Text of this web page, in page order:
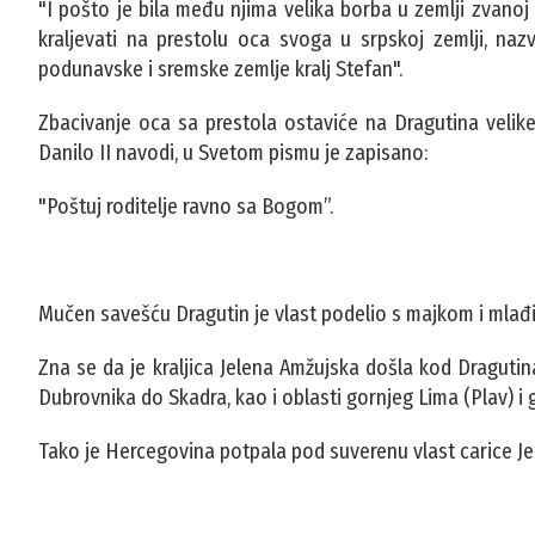
"I pošto je bila među njima velika borba u zemlji
kraljevati na prestolu oca svoga u srpskoj zemlji,
podunavske i sremske zemlje kralj Stefan".
Zbacivanje oca sa prestola ostaviće na Dragutina
Danilo II navodi, u Svetom pismu je zapisano:
"Poštuj roditelje ravno sa Bogom”.
Mučen savešću Dragutin je vlast podelio s majkom i
Zna se da je kraljica Jelena Amžujska došla kod
Dubrovnika do Skadra, kao i oblasti gornjeg Lima (Plav)
Tako je Hercegovina potpala pod suverenu vlast carice